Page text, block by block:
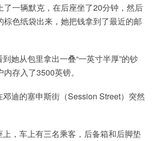
了一辆默克，在后座坐了20分钟，然后
棕色纸袋出来，她把钱拿到了最近的邮
她从包里拿出一叠“一英寸半厚”的钞
存入了3500英镑。
迪的塞申斯街（Session Street）突然
上，车上有三名乘客，后备箱和后脚垫